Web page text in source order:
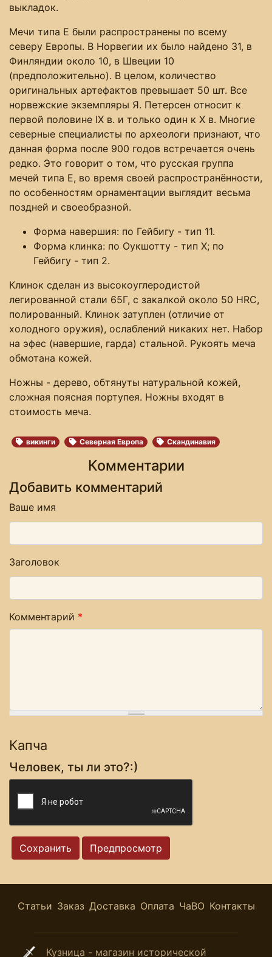
выкладок.
Мечи типа Е были распространены по всему
северу Европы. В Норвегии их было найдено 31, в
Финляндии около 10, в Швеции 10
(предположительно). В целом, количество
оригинальных артефактов превышает 50 шт. Все
норвежские экземпляры Я. Петерсен относит к
первой половине IХ в. и только один к X в. Многие
северные специалисты по археологи признают, что
данная форма после 900 годов встречается очень
редко. Это говорит о том, что русская группа
мечей типа Е, во время своей распространённости,
по особенностям орнаментации выглядит весьма
поздней и своеобразной.
Форма навершия: по Гейбигу - тип 11.
Форма клинка: по Оукшотту - тип X; по
Гейбигу - тип 2.
Клинок сделан из высокоуглеродистой
легированной стали 65Г, с закалкой около 50 HRC,
полированный. Клинок затуплен (отличие от
холодного оружия), ослаблений никаких нет. Набор
на эфес (навершие, гарда) стальной. Рукоять меча
обмотана кожей.
Ножны - дерево, обтянуты натуральной кожей,
сложная поясная портупея. Ножны входят в
стоимость меча.
викинги Северная Европа Скандинавия
Комментарии
Добавить комментарий
Ваше имя
Заголовок
Комментарий *
Капча
Человек, ты ли это?:)
Статьи Заказ Доставка Оплата ЧаВО Контакты
Кузница - магазин исторической